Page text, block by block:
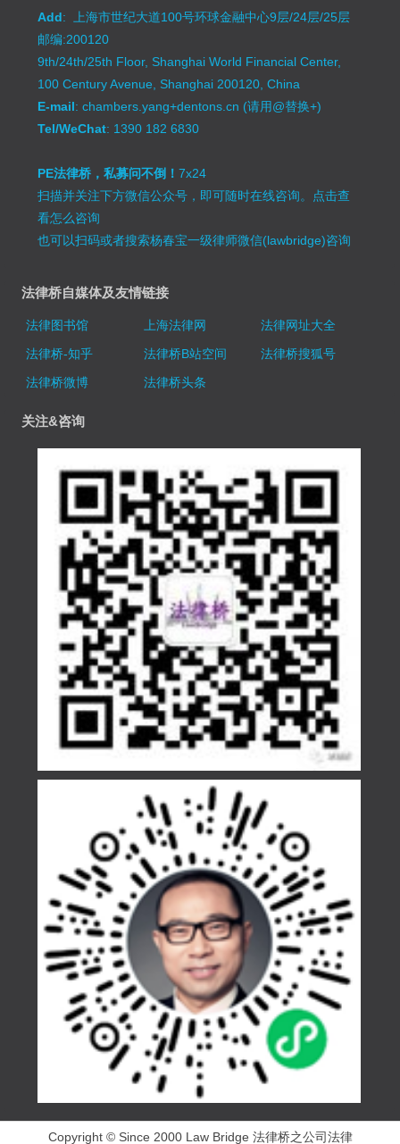
Add: 上海市世纪大道100号环球金融中心9层/24层/25层
邮编:200120
9th/24th/25th Floor, Shanghai World Financial Center,
100 Century Avenue, Shanghai 200120, China
E-mail: chambers.yang+dentons.cn (请用@替换+)
Tel/WeChat: 1390 182 6830
PE法律桥，私募问不倒！7x24
扫描并关注下方微信公众号，即可随时在线咨询。 点击查
看怎么咨询
也可以扫码或者搜索杨春宝一级律师微信(lawbridge)咨询
法律桥自媒体及友情链接
法律图书馆 上海法律网
法律网址大全
法律桥-知乎
法律桥B站空间
法律桥搜狐号
法律桥微博
法律桥头条
关注&咨询
Copyright © Since 2000 Law Bridge 法律桥之公司法律